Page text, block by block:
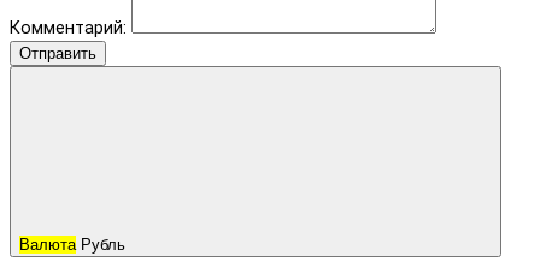
Комментарий:
Отправить
Валюта Рубль